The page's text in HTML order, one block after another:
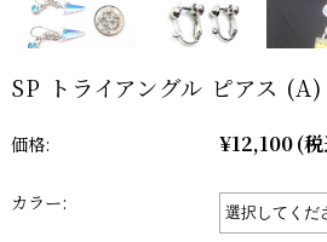
SP トライアングル ピアス
価格: ¥12,100(
カラー: